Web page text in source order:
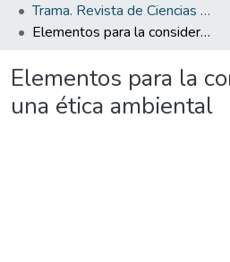
Trama. Revista de Ciencias Sociales y Humanidades
Elementos para la consideración de una ética ambiental
Elementos para la
una ética ambiental